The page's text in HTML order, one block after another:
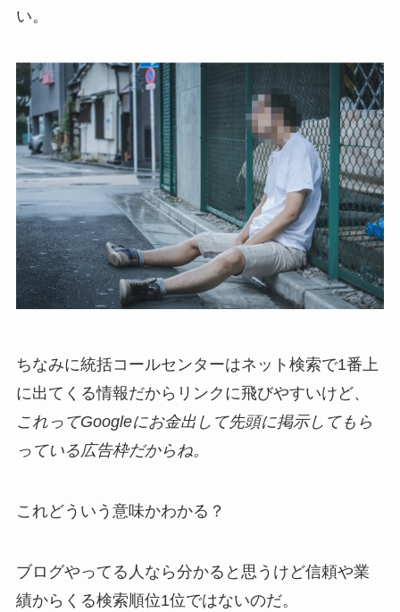
い。
ちなみに統括コールセンターはネット検索で1番上
に出てくる情報だからリンクに飛びやすいけど、
これってGoogleにお金出して先頭に掲示してもら
っている広告枠だからね。
これどういう意味かわかる？
ブログやってる人なら分かると思うけど信頼や業
績からくる検索順位1位ではないのだ。